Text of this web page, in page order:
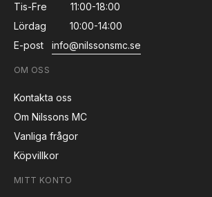
Tis-Fre
11:00-18:00
Lördag
10:00-14:00
E-post
info@nilssonsmc.se
OM OSS
Kontakta oss
Om Nilssons MC
Vanliga frågor
Köpvillkor
MITT KONTO